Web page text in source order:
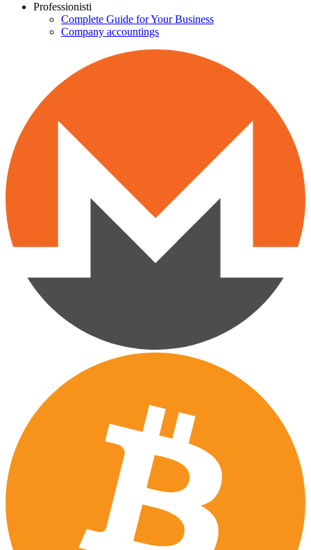
Professionisti
Complete Guide for Your Business
Company accountings